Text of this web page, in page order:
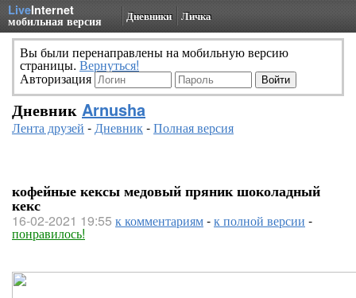
LiveInternet
мобильная версия Дневники Личка
Вы были перенаправлены на мобильную версию
страницы. Вернуться!
Авторизация
Дневник Arnusha
Лента друзей -Дневник-Полная версия
кофейные кексы медовый пряник шоколадный
кекс
16-02-2021 19:55 к комментариям-к полной версии -
понравилось!